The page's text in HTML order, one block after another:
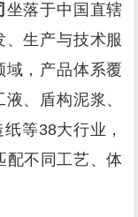
坐落于中国直辖
生产与技术服
，产品体系覆
、盾构泥浆、
等38大行业，
配不同工艺、体